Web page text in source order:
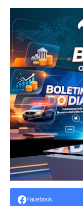
Facebook